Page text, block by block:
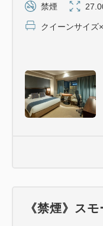
禁煙
クイーンサイズ
《禁煙》ス